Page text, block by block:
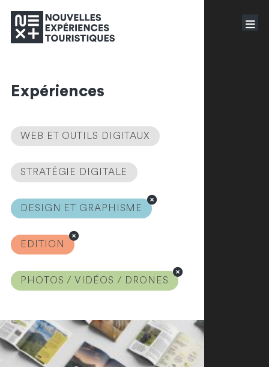
Expériences
WEB ET OUTILS DIGITAUX
STRATÉGIE DIGITALE
DESIGN ET GRAPHISME
EDITION
PHOTOS / VIDÉOS / DRONES